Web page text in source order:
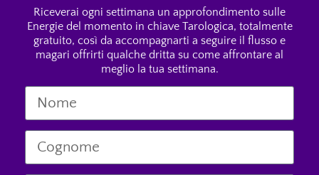
Riceverai ogni settimana un approfondimento sulle
Energie del momento in chiave Tarologica, totalmente
gratuito, così da accompagnarti a seguire il flusso e
magari offrirti qualche dritta su come affrontare al
meglio la tua settimana.